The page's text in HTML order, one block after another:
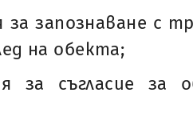
за запознаване с
на обекта;
за съгласие за